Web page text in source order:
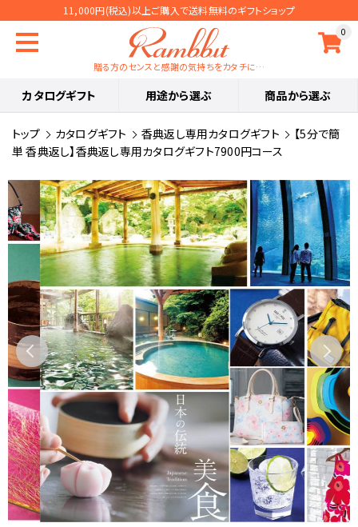
11,000円(税込)以上ご購入で送料無料のギフトショップ
0
贈る方のセンスと感謝の気持ちをカタチに…
カタログギフト 用途から選ぶ 商品から選ぶ
トップ カタログギフト 香典返し専用カタログギフト
【5分で簡
単 香典返し】香典返し専用カタログギフト7900円コース